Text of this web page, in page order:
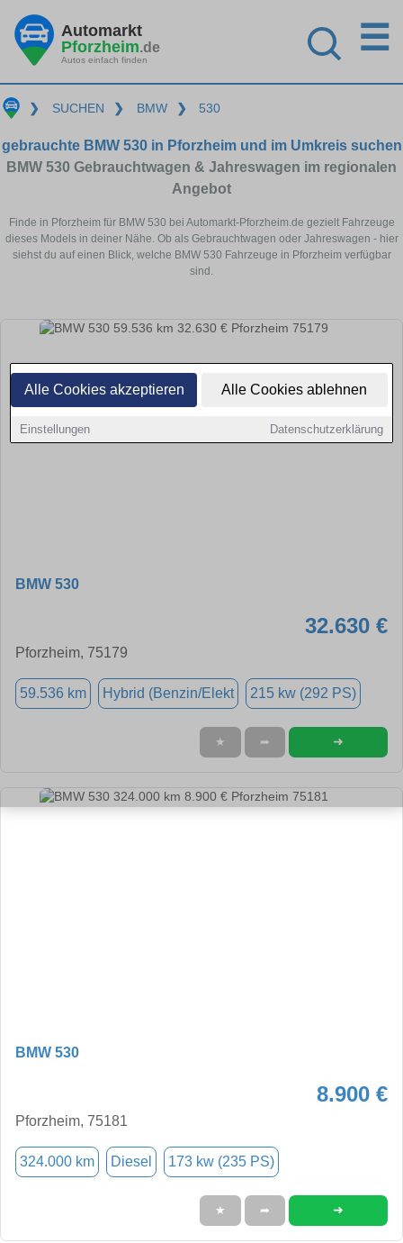
Alle Cookies akzeptieren Alle Cookies ablehnen
Einstellungen Datenschutzerklärung
Automarkt
Pforzheim.de
Autos einfach finden
☰
❯ SUCHEN ❯ BMW ❯ 530
gebrauchte BMW 530 in Pforzheim und im Umkreis suchen
BMW 530 Gebrauchtwagen & Jahreswagen im regionalen
Angebot
Finde in Pforzheim für BMW 530 bei Automarkt-Pforzheim.de gezielt Fahrzeuge
dieses Models in deiner Nähe. Ob als Gebrauchtwagen oder Jahreswagen - hier
siehst du auf einen Blick, welche BMW 530 Fahrzeuge in Pforzheim verfügbar
sind.
BMW 530
32.630 €
Pforzheim, 75179
59.536 km Hybrid (Benzin/Elekt 215 kw (292 PS)
★ ➦ ➜
BMW 530
8.900 €
Pforzheim, 75181
324.000 km Diesel 173 kw (235 PS)
★ ➦ ➜